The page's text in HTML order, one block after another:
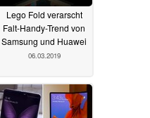
Lego Fold verarscht
Falt-Handy-Trend von
Samsung und Huawei
06.03.2019